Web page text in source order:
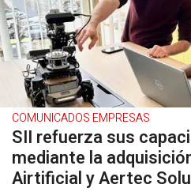
COMUNICADOS EMPRESAS
SII refuerza sus
mediante la
Airtificial y Aertec